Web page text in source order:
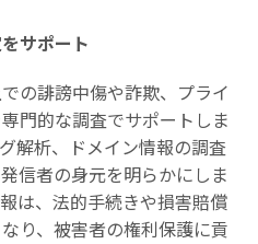
サポート
の誹謗中傷や詐欺、プライ
門的な調査でサポートしま
解析、ドメイン情報の調査
信者の身元を明らかにしま
は、法的手続きや損害賠償
り、被害者の権利保護に貢